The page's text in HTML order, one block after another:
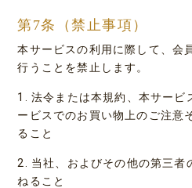
第7条（禁止事項）
本サービスの利用に際して、会
行うことを禁止します。
1. 法令または本規約、本サービ
ービスでのお買い物上のご注意
ること
2. 当社、およびその他の第三者
ねること